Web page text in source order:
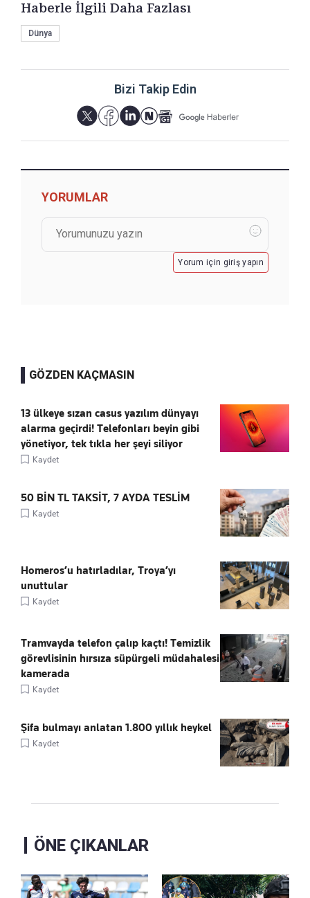
Haberle İlgili Daha Fazlası
Dünya
Bizi Takip Edin
YORUMLAR
Yorum için giriş yapın
GÖZDEN KAÇMASIN
13 ülkeye sızan casus yazılım dünyayı
alarma geçirdi! Telefonları beyin gibi
yönetiyor, tek tıkla her şeyi siliyor
Kaydet
50 BİN TL TAKSİT, 7 AYDA TESLİM
Kaydet
Homeros’u hatırladılar, Troya’yı
unuttular
Kaydet
Tramvayda telefon çalıp kaçtı! Temizlik
görevlisinin hırsıza süpürgeli müdahalesi
kamerada
Kaydet
Şifa bulmayı anlatan 1.800 yıllık heykel
Kaydet
ÖNE ÇIKANLAR